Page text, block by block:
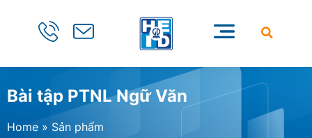
Bài tập PTNL Ngữ Văn
Home » Sản phẩm